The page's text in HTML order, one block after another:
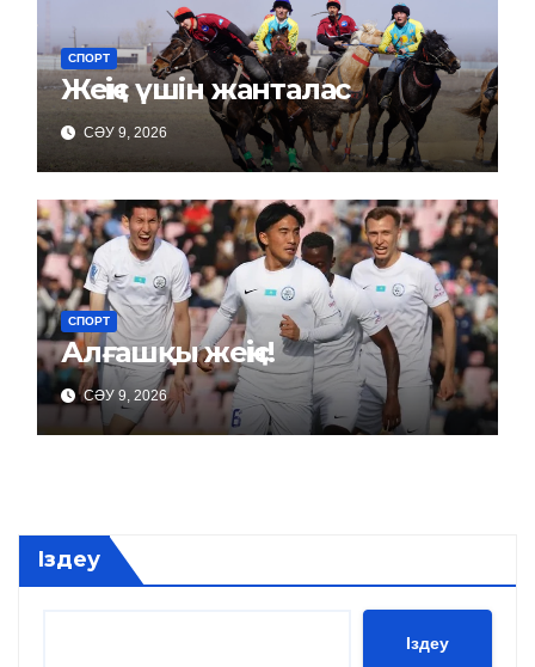
СПОРТ
Жеңіс үшін жанталас
СӘУ 9, 2026
СПОРТ
Алғашқы жеңіс!
СӘУ 9, 2026
Іздеу
Іздеу